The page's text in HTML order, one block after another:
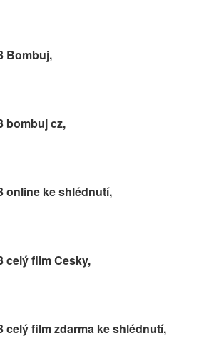
Bombuj,
bombuj cz,
online ke shlédnutí,
celý film Cesky,
celý film zdarma ke shlédnutí,